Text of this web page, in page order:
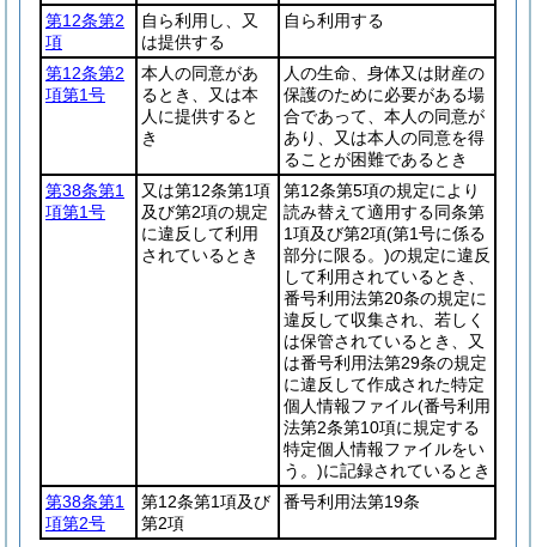
第12条第2
項
自ら利用し、又
は提供する
自ら利用する
第12条第2
項第1号
本人の同意があ
るとき、又は本
人に提供すると
き
人の生命、身体又は財産の
保護のために必要がある場
合であって、本人の同意が
あり、又は本人の同意を得
ることが困難であるとき
第38条第1
項第1号
又は第12条第1項
及び第2項の規定
に違反して利用
されているとき
第12条第5項の規定により
読み替えて適用する同条第
1項及び第2項(第1号に係る
部分に限る。)の規定に違反
して利用されているとき、
番号利用法第20条の規定に
違反して収集され、若しく
は保管されているとき、又
は番号利用法第29条の規定
に違反して作成された特定
個人情報ファイル(番号利用
法第2条第10項に規定する
特定個人情報ファイルをい
う。)に記録されているとき
第38条第1
項第2号
第12条第1項及び
第2項
番号利用法第19条